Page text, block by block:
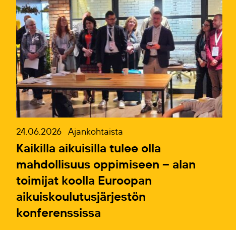
24.06.2026 Ajankohtaista
Kaikilla aikuisilla tulee olla
mahdollisuus oppimiseen – alan
toimijat koolla Euroopan
aikuiskoulutusjärjestön
konferenssissa